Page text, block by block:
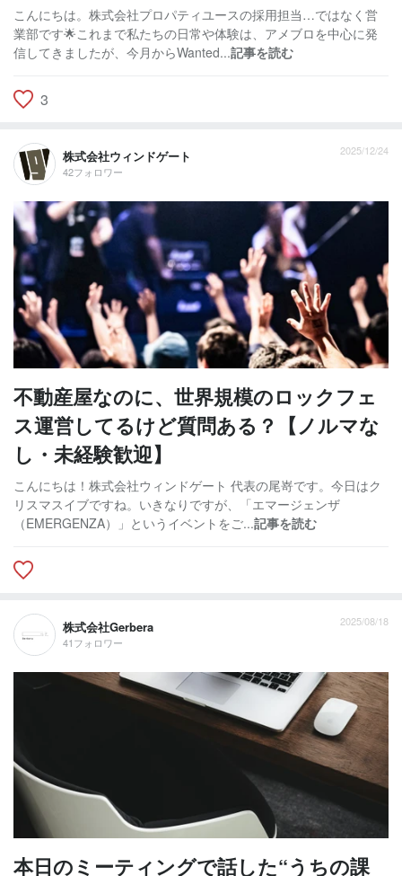
こんにちは。株式会社プロパティユースの採用担当…ではなく営
業部です🌟これまで私たちの日常や体験は、アメブロを中心に発
信してきましたが、今月からWanted...記事を読む
3
株式会社ウィンドゲート
42フォロワー
2025/12/24
不動産屋なのに、世界規模のロックフェ
ス運営してるけど質問ある？【ノルマな
し・未経験歓迎】
こんにちは！株式会社ウィンドゲート 代表の尾嵜です。今日はク
リスマスイブですね。いきなりですが、「エマージェンザ
（EMERGENZA）」というイベントをご...記事を読む
株式会社Gerbera
41フォロワー
2025/08/18
本日のミーティングで話した“うちの課